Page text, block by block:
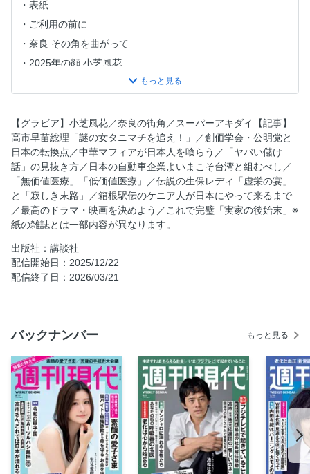
表紙
ご利用の前に
奈良 その角を曲がって
2025年の顔 小芝風花
高市早苗総理 4000万円をポンと寄付した謎の｢女タニマチ｣
を追え！
いま「創価学会員」は何をしているのか？
｢ブレーキ｣を失った自民党の行く末
公明党と自民党 栄光と蹉跌の「全史」
「ヤバい儲け話」の見抜き方
中華マフィアが日本人を喰らう
日本の自動車企業よ いまこそ台湾と組むべし
「無価値医療」「低価値医療」実名一覧
伝説の生保レディ「虚栄の宴」と「寂しき末路」
美鳳の週間運気予報
檀ふみ 阿川佐和子「半世紀のともだち」
梅沢富美男 「人生70点主義」
玉袋筋太郎「玉ちゃんのあの人に乾杯！」
町田康 「むかし礼讃」
あの日のごちそうさま 北方謙三
大川慎太郎 「一棋一遊」
喫茶去 ちょっとおしゃべり 山田五郎×南伸坊
【グラビア】小芝風花／奈良の街角／スーパーアキダイ【記事】
高市早苗総理「謎の女タニマチを追え！」／創価学会・公明党と
日本の転換点／中華マフィアが日本人を喰らう／「ヤバい儲け
話」の見抜き方／日本の自動車企業よいまこそ台湾と組むべし／
「無価値医療」「低価値医療」／伝説の生保レディ「虚栄の宴」
と「寂しき末路」／箱根駅伝のケニア人が日本にやって来るまで
／最高のドラマ・映画を決めよう／これで完璧「実家の後始末」※
紙の雑誌とは一部内容が異なります。
出版社：講談社
配信開始日：2025/12/22
配信終了日：2026/03/21
バックナンバー もっと見る